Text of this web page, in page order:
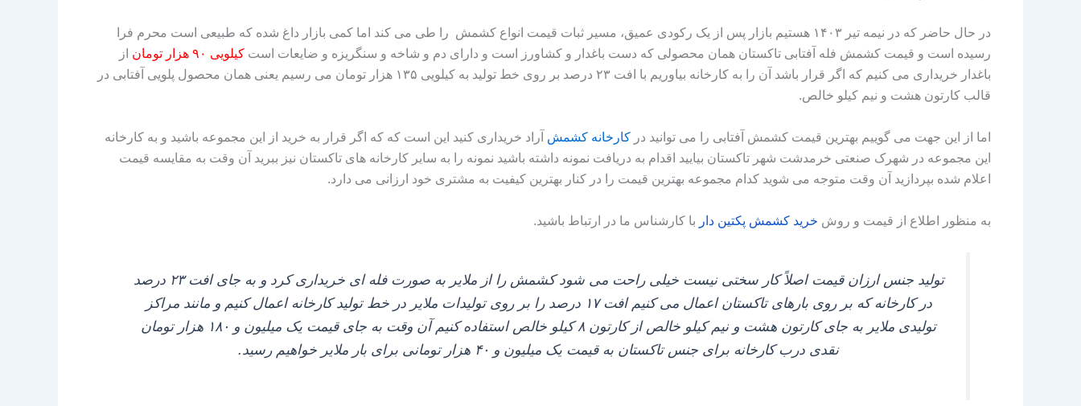
در حال حاضر که در نیمه تیر ۱۴۰۳ هستیم بازار پس از یک رکودی عمیق، مسیر ثبات قیمت انواع کشمش را طی می‌ کند اما کمی بازار داغ شده که طبیعی است محرم فرا
رسیده است و قیمت کشمش فله آفتابی تاکستان همان محصولی که دست باغدار و کشاورز است و دارای دم و شاخه و سنگریزه و ضایعات است کیلویی ۹۰ هزار تومان
از
باغدار خریداری می‌ کنیم که اگر قرار باشد آن را به کارخانه بیاوریم با افت ۲۳ درصد بر روی خط تولید به کیلویی ۱۳۵ هزار تومان می‌ رسیم یعنی همان محصول پلویی آفتابی در
قالب کارتون هشت و نیم کیلو خالص.
اما از این جهت می‌ گوییم بهترین قیمت کشمش آفتابی را می‌ توانید در کارخانه کشمش آراد خریداری کنید این است که که اگر قرار به خرید از این مجموعه باشید و به کارخانه
این مجموعه در شهرک صنعتی خرمدشت شهر تاکستان بیایید اقدام به دریافت نمونه داشته باشید نمونه را به سایر کارخانه‌ های تاکستان نیز ببرید آن وقت به مقایسه قیمت
اعلام شده بپردازید آن وقت متوجه می‌ شوید کدام مجموعه بهترین قیمت را در کنار بهترین کیفیت به مشتری خود ارزانی می‌ دارد.
به منظور اطلاع از قیمت و روش خرید کشمش پکتین دار با کارشناس ما در ارتباط باشید.
تولید جنس ارزان قیمت اصلاً کار سختی نیست خیلی راحت می‌ شود کشمش را از ملایر به صورت فله‌ ای خریداری کرد و به جای افت ۲۳ درصد
در کارخانه که بر روی بارهای تاکستان اعمال می‌ کنیم افت ۱۷ درصد را بر روی تولیدات ملایر در خط تولید کارخانه اعمال کنیم و مانند مراکز
تولیدی ملایر به جای کارتون هشت و نیم کیلو خالص از کارتون ۸ کیلو خالص استفاده کنیم آن وقت به جای قیمت یک میلیون و ۱۸۰ هزار تومان
نقدی درب کارخانه برای جنس تاکستان به قیمت یک میلیون و ۴۰ هزار تومانی برای بار ملایر خواهیم رسید.